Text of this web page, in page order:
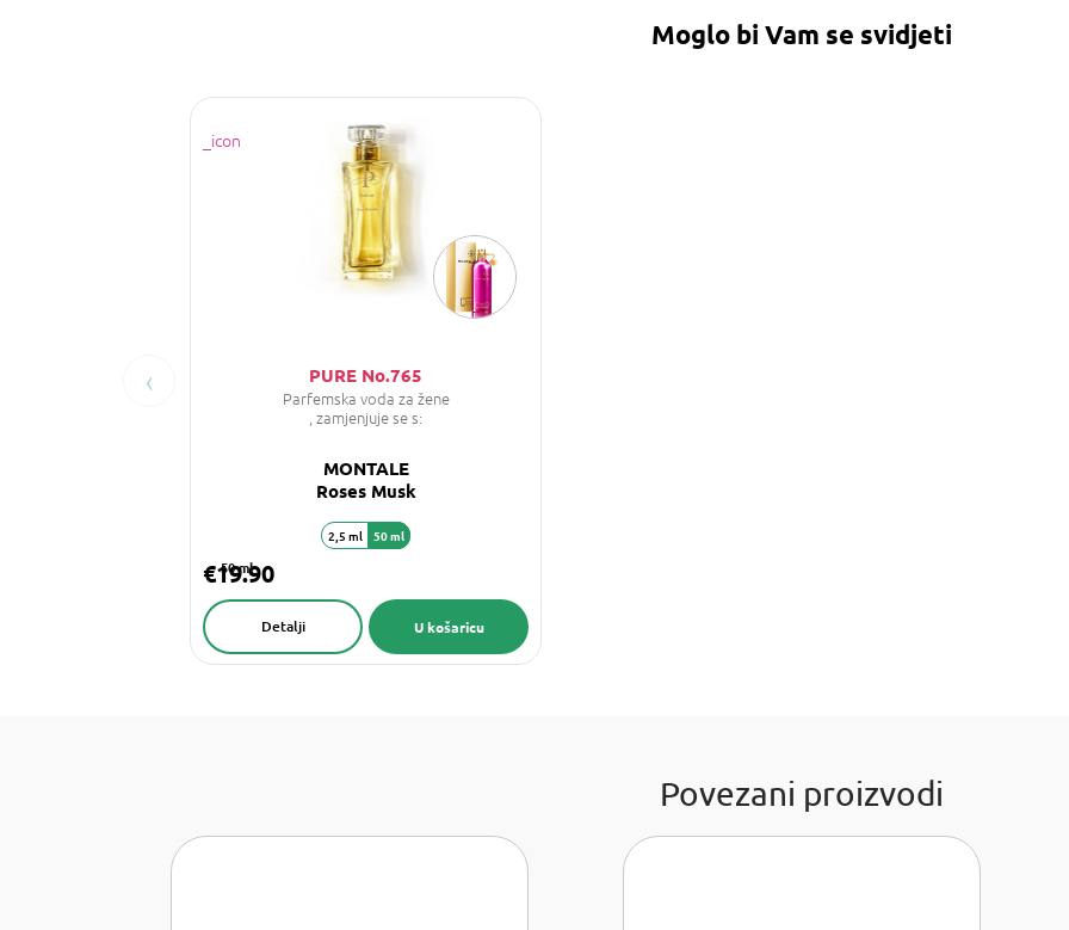
Moglo bi Vam se svidjeti
‹ PURE No.765
Parfemska voda za žene
, zamjenjuje se s:
MONTALE
Roses Musk
50 ml
€19.90
U košaricu
Detalji
2,5 ml 50 ml
Povezani proizvodi